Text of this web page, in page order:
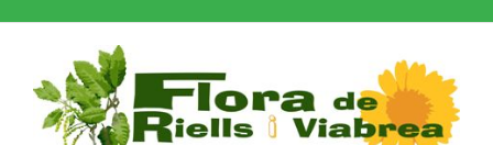
content